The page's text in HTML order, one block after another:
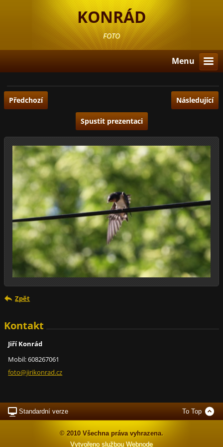
KONRÁD
FOTO
Menu
Předchozí Následující
Spustit prezentaci
Zpět
Kontakt
Jiří Konrád
Mobil: 608267061
foto@jirikonrad.cz
Standardní verze To Top
© 2010 Všechna práva vyhrazena.
Vytvořeno službou Webnode